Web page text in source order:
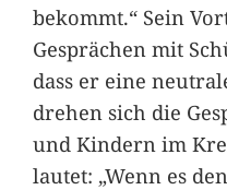
bekommt.“ Sein
Gesprächen mit
dass er eine
drehen sich die
und Kindern im
lautet: „Wenn es